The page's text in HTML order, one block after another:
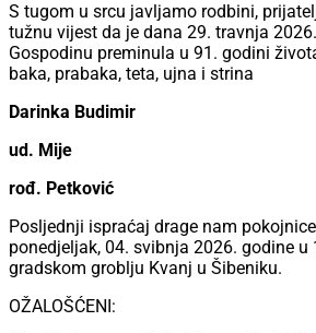
S tugom u srcu javljamo rodbini,
tužnu vijest da je dana 29. travnja
Gospodinu preminula u 91. godini
baka, prabaka, teta, ujna i strina
Darinka Budimir
ud. Mije
rođ. Petković
Posljednji ispraćaj drage nam
ponedjeljak, 04. svibnja 2026. godine u
gradskom groblju Kvanj u Šibeniku.
OŽALOŠĆENI: